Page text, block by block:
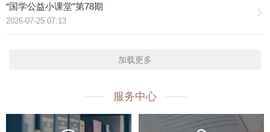
“国学公益小课堂”第78期
2026-07-25 07:13
加载更多
服务中心